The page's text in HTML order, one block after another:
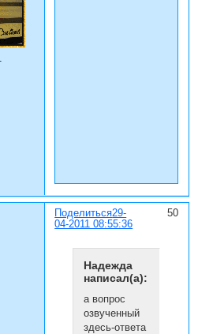
Поделиться 50
29-
04-2011 08:55:36
Надежда
написал(а):
а вопрос
озвученный
здесь-ответа